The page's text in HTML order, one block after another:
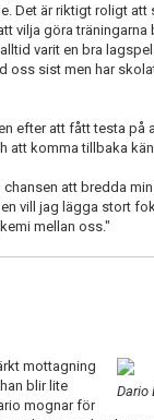
Det är riktigt roligt att
vilja göra träningarna
varit en bra
oss sist men har
efter att fått testa på
att komma tillbaka
att bredda
vill jag lägga stort
mellan oss."
Dario
mottagning
blir lite
mognar för